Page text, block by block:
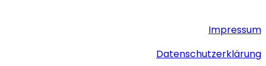
Impressum
Datenschutzerklärung